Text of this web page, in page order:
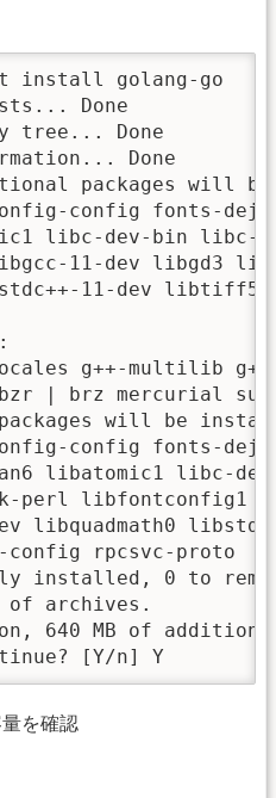
install golang-go
Done
tree... Done
Done
packages will
config fonts-
libc-dev-bin libc-
11-dev libgd3
11-dev libtiff5
g++-multilib
| brz mercurial
packages will be
config fonts-
libatomic1 libc-
perl libfontconfig1
libquadmath0
rpcsvc-proto
installed, 0 to
of archives.
640 MB of
を確認